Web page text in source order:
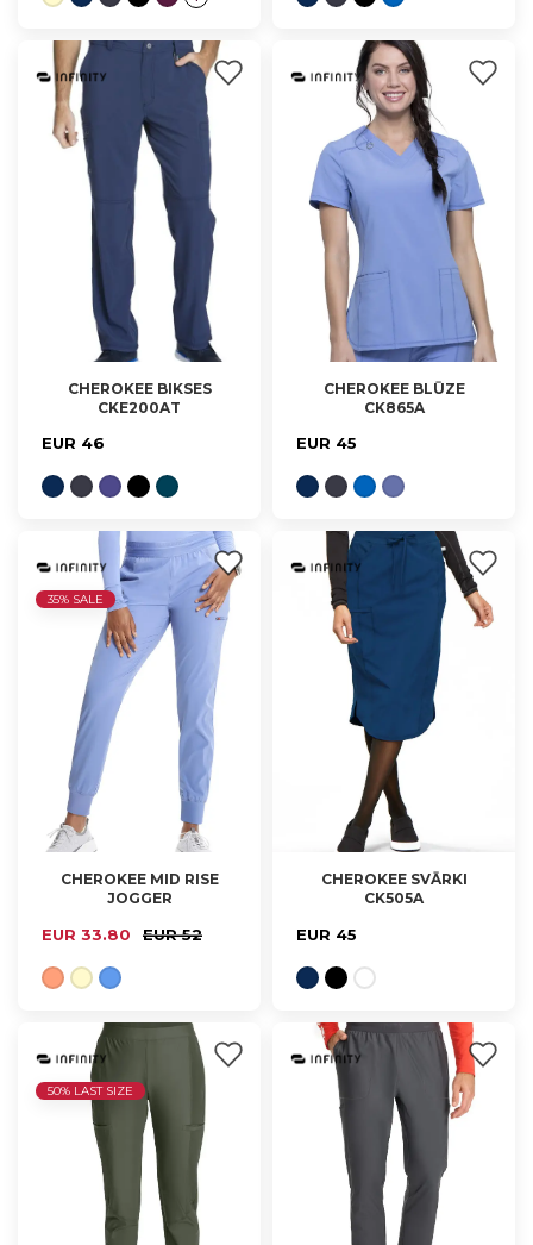
S, M, L, XL, 2XL
CHEROKEE BIKSES
CKE200AT
EUR 46
XXS, XS, S, M, L, XL
CHEROKEE BLŪZE
CK865A
EUR 45
35% SALE
XS, M, L, XL
CHEROKEE MID RISE
JOGGER
EUR 33.80 EUR 52
XXS, XS, S, M, L
CHEROKEE SVĀRKI
CK505A
EUR 45
50% LAST SIZE